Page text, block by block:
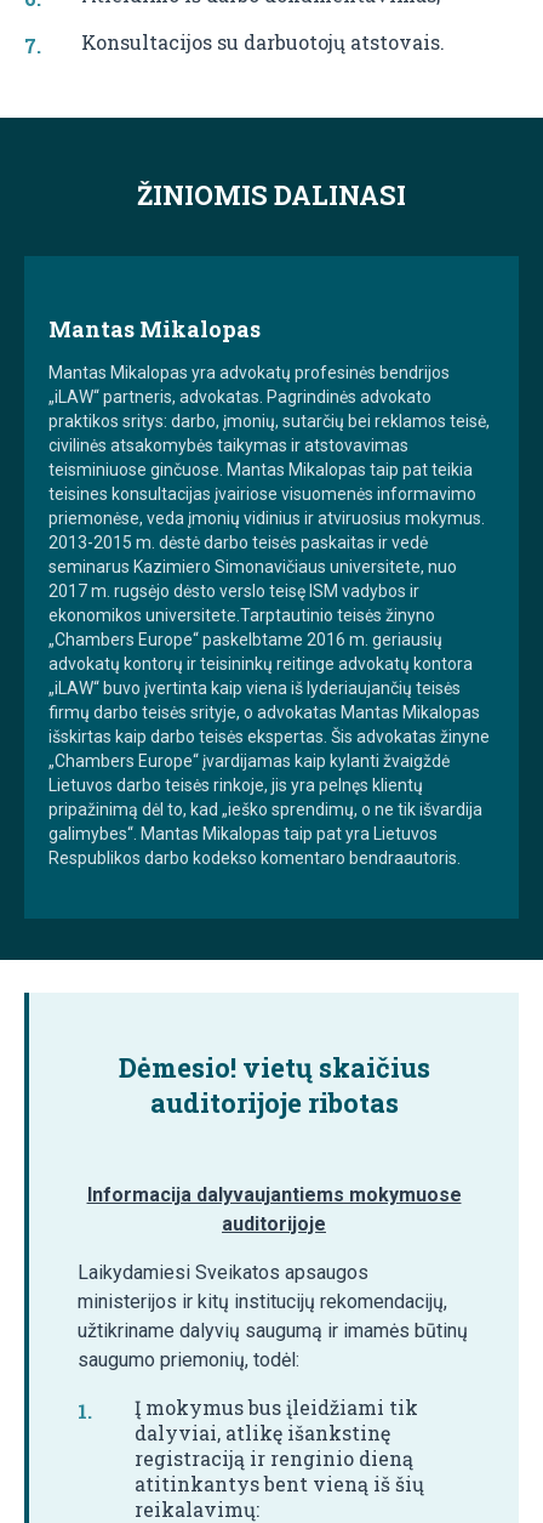
Konsultacijos su darbuotojų atstovais.
ŽINIOMIS DALINASI
Mantas Mikalopas
Mantas Mikalopas yra advokatų profesinės bendrijos
„iLAW“ partneris, advokatas. Pagrindinės advokato
praktikos sritys: darbo, įmonių, sutarčių bei reklamos teisė,
civilinės atsakomybės taikymas ir atstovavimas
teisminiuose ginčuose. Mantas Mikalopas taip pat teikia
teisines konsultacijas įvairiose visuomenės informavimo
priemonėse, veda įmonių vidinius ir atviruosius mokymus.
2013-2015 m. dėstė darbo teisės paskaitas ir vedė
seminarus Kazimiero Simonavičiaus universitete, nuo
2017 m. rugsėjo dėsto verslo teisę ISM vadybos ir
ekonomikos universitete.Tarptautinio teisės žinyno
„Chambers Europe“ paskelbtame 2016 m. geriausių
advokatų kontorų ir teisininkų reitinge advokatų kontora
„iLAW“ buvo įvertinta kaip viena iš lyderiaujančių teisės
firmų darbo teisės srityje, o advokatas Mantas Mikalopas
išskirtas kaip darbo teisės ekspertas. Šis advokatas žinyne
„Chambers Europe“ įvardijamas kaip kylanti žvaigždė
Lietuvos darbo teisės rinkoje, jis yra pelnęs klientų
pripažinimą dėl to, kad „ieško sprendimų, o ne tik išvardija
galimybes“. Mantas Mikalopas taip pat yra Lietuvos
Respublikos darbo kodekso komentaro bendraautoris.
Dėmesio! vietų skaičius
auditorijoje ribotas
Informacija dalyvaujantiems mokymuose
auditorijoje
Laikydamiesi Sveikatos apsaugos
ministerijos ir kitų institucijų rekomendacijų,
užtikriname dalyvių saugumą ir imamės būtinų
saugumo priemonių, todėl:
Į mokymus bus įleidžiami tik
dalyviai, atlikę išankstinę
registraciją ir renginio dieną
atitinkantys bent vieną iš šių
reikalavimų: